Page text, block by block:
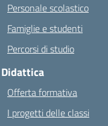
Personale scolastico
Famiglie e studenti
Percorsi di studio
Didattica
Offerta formativa
I progetti delle classi